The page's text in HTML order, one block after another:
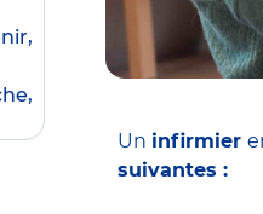
Un infirmier
suivantes :